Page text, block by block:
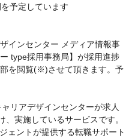
予定しています
インセンター メディア情報事
type採用事務局】が採用進捗
を閲覧(※)させて頂きます。予
リアデザインセンターが求人
実施しているサービスです。
ェントが提供する転職サポート